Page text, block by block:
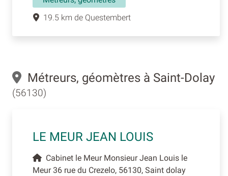
19.5 km de Questembert
Métreurs, géomètres à Saint-Dolay
(56130)
LE MEUR JEAN LOUIS
Cabinet le Meur Monsieur Jean Louis le
Meur 36 rue du Crezelo, 56130, Saint dolay